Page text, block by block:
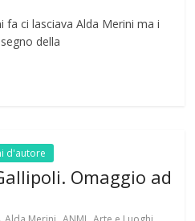
fa ci lasciava Alda Merini ma i
della
d'autore
Omaggio ad